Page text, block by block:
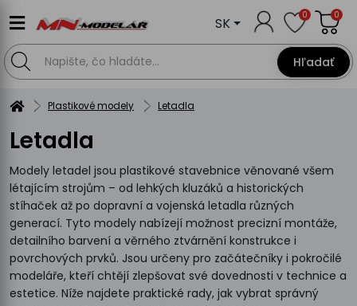
Hľadať
SK 0 0
Plastikové modely Letadla
Letadla
Modely letadel jsou plastikové stavebnice věnované všem
létajícím strojům – od lehkých kluzáků a historických
stíhaček až po dopravní a vojenská letadla různých
generací. Tyto modely nabízejí možnost precizní montáže,
detailního barvení a věrného ztvárnění konstrukce i
povrchových prvků. Jsou určeny pro začátečníky i pokročilé
modeláře, kteří chtějí zlepšovat své dovednosti v technice a
estetice. Níže najdete praktické rady, jak vybrat správný